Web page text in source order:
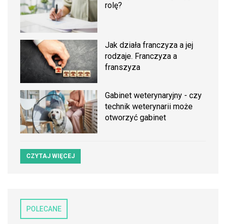
rolę?
Jak działa franczyza a jej
rodzaje. Franczyza a
franszyza
Gabinet weterynaryjny - czy
technik weterynarii może
otworzyć gabinet
CZYTAJ WIĘCEJ
POLECANE